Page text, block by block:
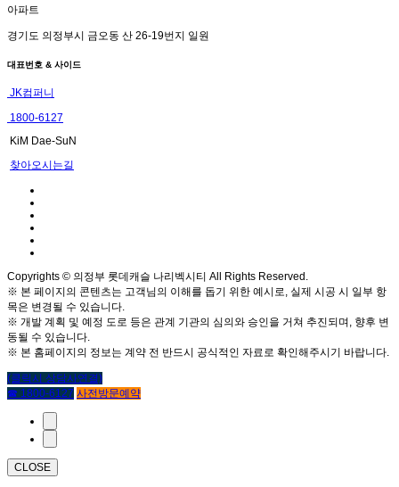
아파트
경기도 의정부시 금오동 산 26-19번지 일원
대표번호 & 사이드
JK컴퍼니
1800-6127
KiM Dae-SuN
찾아오시는길
Copyrights © 의정부 롯데캐슬 나리벡시티 All Rights Reserved.
※ 본 페이지의 콘텐츠는 고객님의 이해를 돕기 위한 예시로, 실제 시공 시 일부 항
목은 변경될 수 있습니다.
※ 개발 계획 및 예정 도로 등은 관계 기관의 심의와 승인을 거쳐 추진되며, 향후 변
동될 수 있습니다.
※ 본 홈페이지의 정보는 계약 전 반드시 공식적인 자료로 확인해주시기 바랍니다.
(클릭시 상담사연결)
☎ 1800-6127 사전방문예약
CLOSE